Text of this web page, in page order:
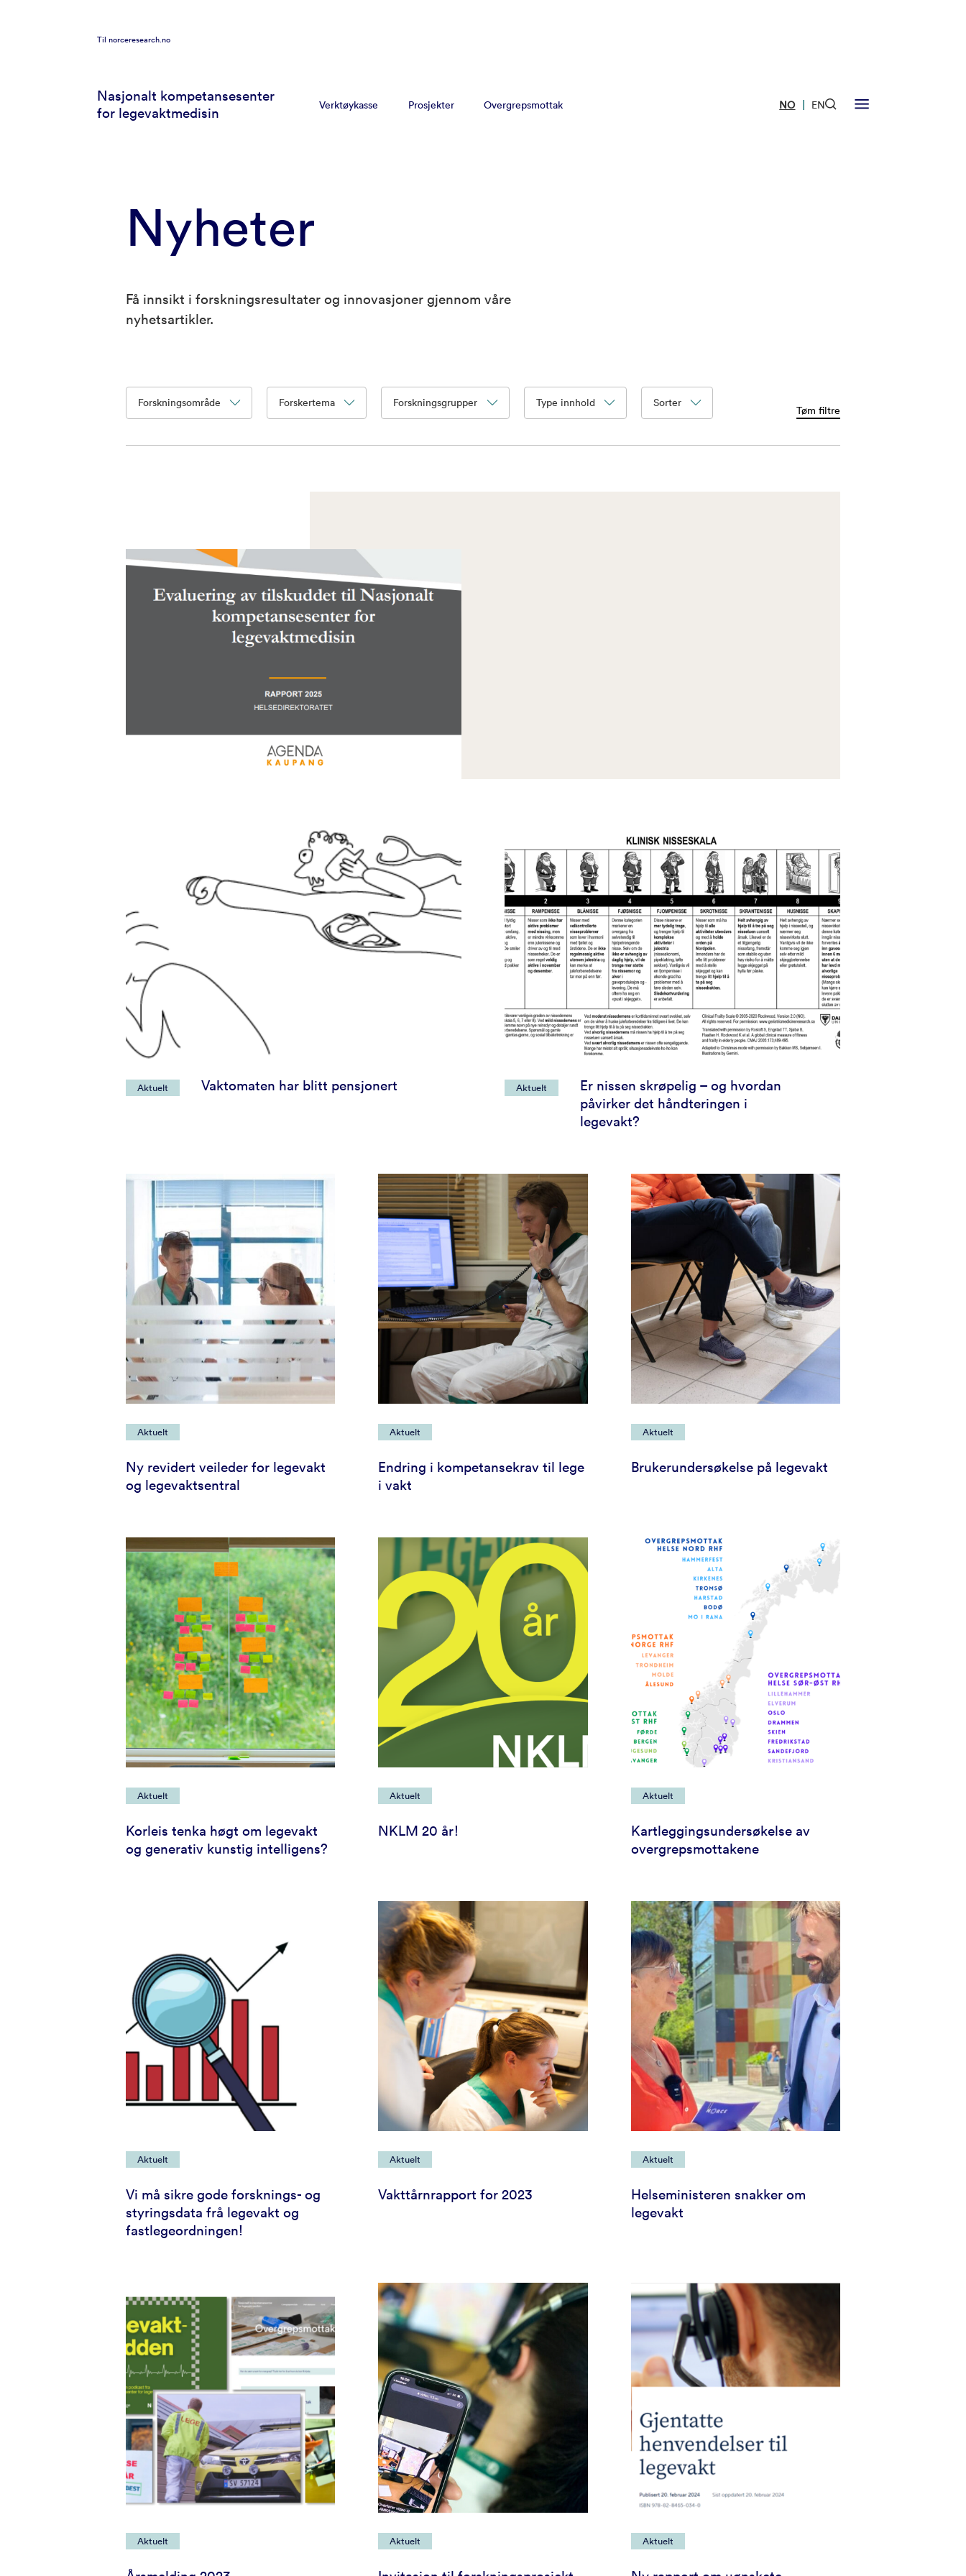
Til norceresearch.no
Nasjonalt kompetansesenter
for legevaktmedisin
Verktøykasse Prosjekter Overgrepsmottak NO | EN
Nyheter
Få innsikt i forskningsresultater og innovasjoner gjennom våre
nyhetsartikler.
Forskningsområde Forskertema Forskningsgrupper Type innhold Sorter
Tøm filtre
Aktuelt Vaktomaten har blitt pensjonert Aktuelt
Er nissen skrøpelig – og hvordan
påvirker det håndteringen i
legevakt?
Aktuelt
Ny revidert veileder for legevakt
og legevaktsentral
Aktuelt
Endring i kompetansekrav til lege
i vakt
Aktuelt
Brukerundersøkelse på legevakt
Aktuelt
Korleis tenka høgt om legevakt
og generativ kunstig intelligens?
Aktuelt
NKLM 20 år!
Aktuelt
Kartleggingsundersøkelse av
overgrepsmottakene
Aktuelt
Vi må sikre gode forsknings- og
styringsdata frå legevakt og
fastlegeordningen!
Aktuelt
Vakttårnrapport for 2023
Aktuelt
Helseministeren snakker om
legevakt
Aktuelt Aktuelt Aktuelt